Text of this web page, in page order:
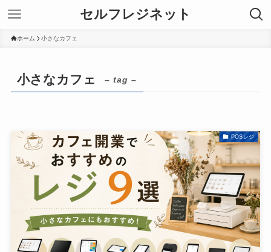
セルフレジネット
ホーム 小さなカフェ
小さなカフェ – tag –
POSレジ